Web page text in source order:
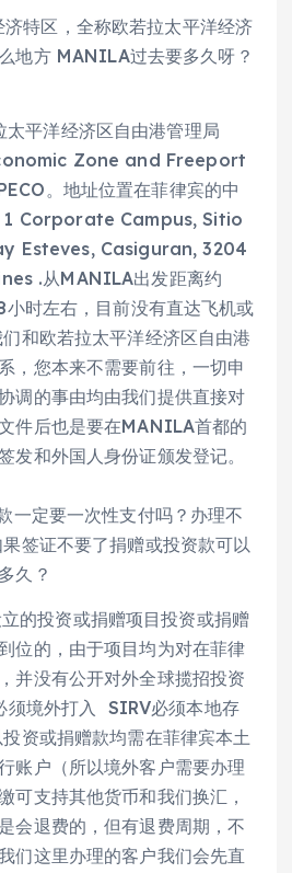
特区，全称欧若拉太平洋经济
地方 MANILA过去要多久呀？
洋经济区自由港管理局
Zone and Freeport
。地址位置在菲律宾的中
1 Corporate Campus, Sitio
Esteves, Casiguran, 3204
.从MANILA出发距离约
时左右，目前没有直达飞机或
和欧若拉太平洋经济区自由港
，您本来不需要前往，一切申
调的事由均由我们提供直接对
件后也是要在MANILA首都的
发和外国人身份证颁发登记。
一定要一次性支付吗？办理不
签证不要了捐赠或投资款可以
久？
投资或捐赠项目投资或捐赠
位的，由于项目均为对在菲律
并没有公开对外全球揽招投资
须境外打入 SIRV必须本地存
资或捐赠款均需在菲律宾本土
账户（所以境外客户需要办理
可支持其他货币和我们换汇，
会退费的，但有退费周期，不
们这里办理的客户我们会先直